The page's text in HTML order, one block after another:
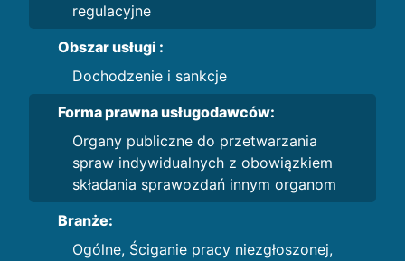
regulacyjne
Obszar usługi :
Dochodzenie i sankcje
Forma prawna usługodawców:
Organy publiczne do przetwarzania
spraw indywidualnych z obowiązkiem
składania sprawozdań innym organom
Branże:
Ogólne, Ściganie pracy niezgłoszonej,